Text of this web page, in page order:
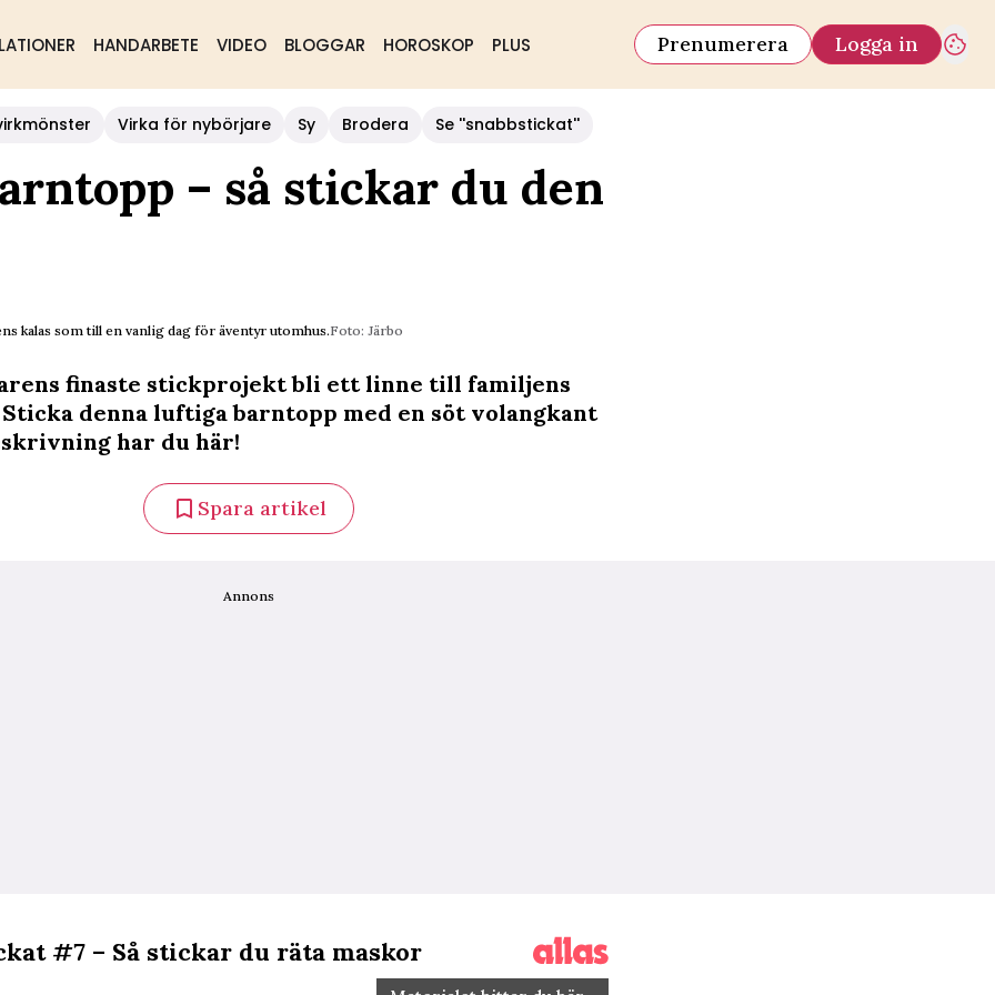
HANDARBETE VIDEO BLOGGAR HOROSKOP PLUS Prenumerera Logga in
Virka för nybörjare Sy Brodera Se ''snabbstickat''
– så stickar du den
kalas som till en vanlig dag för äventyr utomhus.Foto: Järbo
finaste stickprojekt bli ett linne till familjens
denna luftiga barntopp med en söt volangkant
har du här!
Spara artikel
Annons
#7 – Så stickar du räta maskor